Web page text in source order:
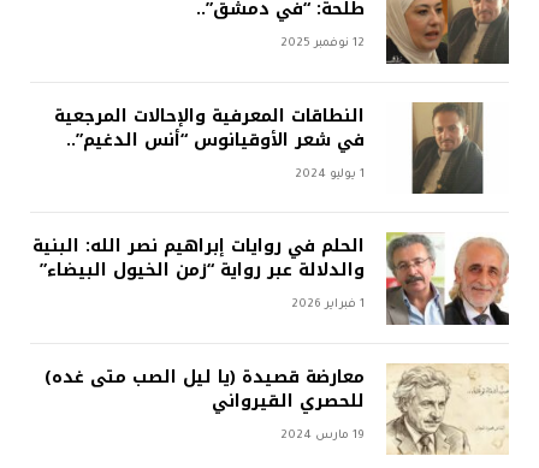
طلحة: “في دمشق”..
12 نوفمبر 2025
النطاقات المعرفية والإحالات المرجعية
في شعر الأوقيانوس “أنس الدغيم”..
1 يوليو 2024
الحلم في روايات إبراهيم نصر الله: البنية
والدلالة عبر رواية “زمن الخيول البيضاء”
1 فبراير 2026
معارضة قصيدة (يا ليل الصب متى غده)
للحصري القيرواني
19 مارس 2024